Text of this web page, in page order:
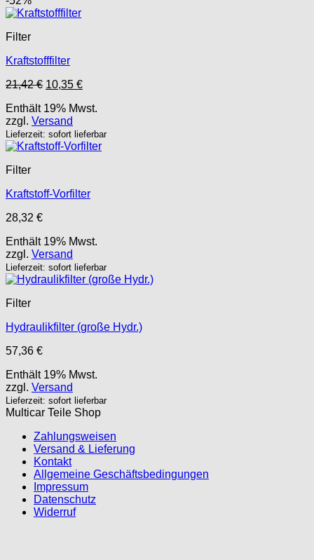
Filter
Kraftstofffilter
21,42€ Ursprünglicher
war:
21,42 €
10,35 €Aktueller
ist:
Enthält 19% Mwst.
zzgl. Versand
Lieferzeit: sofort lieferbar
Filter
Kraftstoff-Vorfilter
28,32 €
Enthält 19% Mwst.
zzgl. Versand
Lieferzeit: sofort lieferbar
Filter
Hydraulikfilter (große Hydr.)
57,36 €
Enthält 19% Mwst.
zzgl. Versand
Lieferzeit: sofort lieferbar
Multicar Teile Shop
Zahlungsweisen
Versand & Lieferung
Kontakt
Allgemeine Geschäftsbedingungen
Impressum
Datenschutz
Widerruf